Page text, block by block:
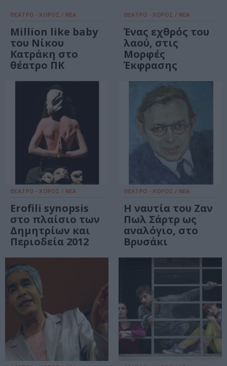
ΘΕΑΤΡΟ - ΧΟΡΟΣ / ΝΕΑ
Million like baby
του Νίκου
Κατράκη στο
θέατρο ΠΚ
ΘΕΑΤΡΟ - ΧΟΡΟΣ / ΝΕΑ
Ένας εχθρός του
λαού, στις
Μορφές
Έκφρασης
ΘΕΑΤΡΟ - ΧΟΡΟΣ / ΝΕΑ
Εrofili synopsis
στο πλαίσιο των
Δημητρίων και
Περιοδεία 2012
ΘΕΑΤΡΟ - ΧΟΡΟΣ / ΝΕΑ
Η ναυτία του Ζαν
Πωλ Σάρτρ ως
αναλόγιο, στο
Βρυσάκι